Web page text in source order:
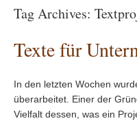
Tag Archives:
Texte für
In den letzten Wochen
überarbeitet. Einer der
Vielfalt dessen, was ein